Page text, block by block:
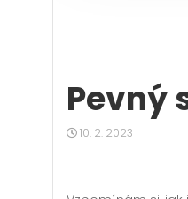
Pevný
10. 2. 2023